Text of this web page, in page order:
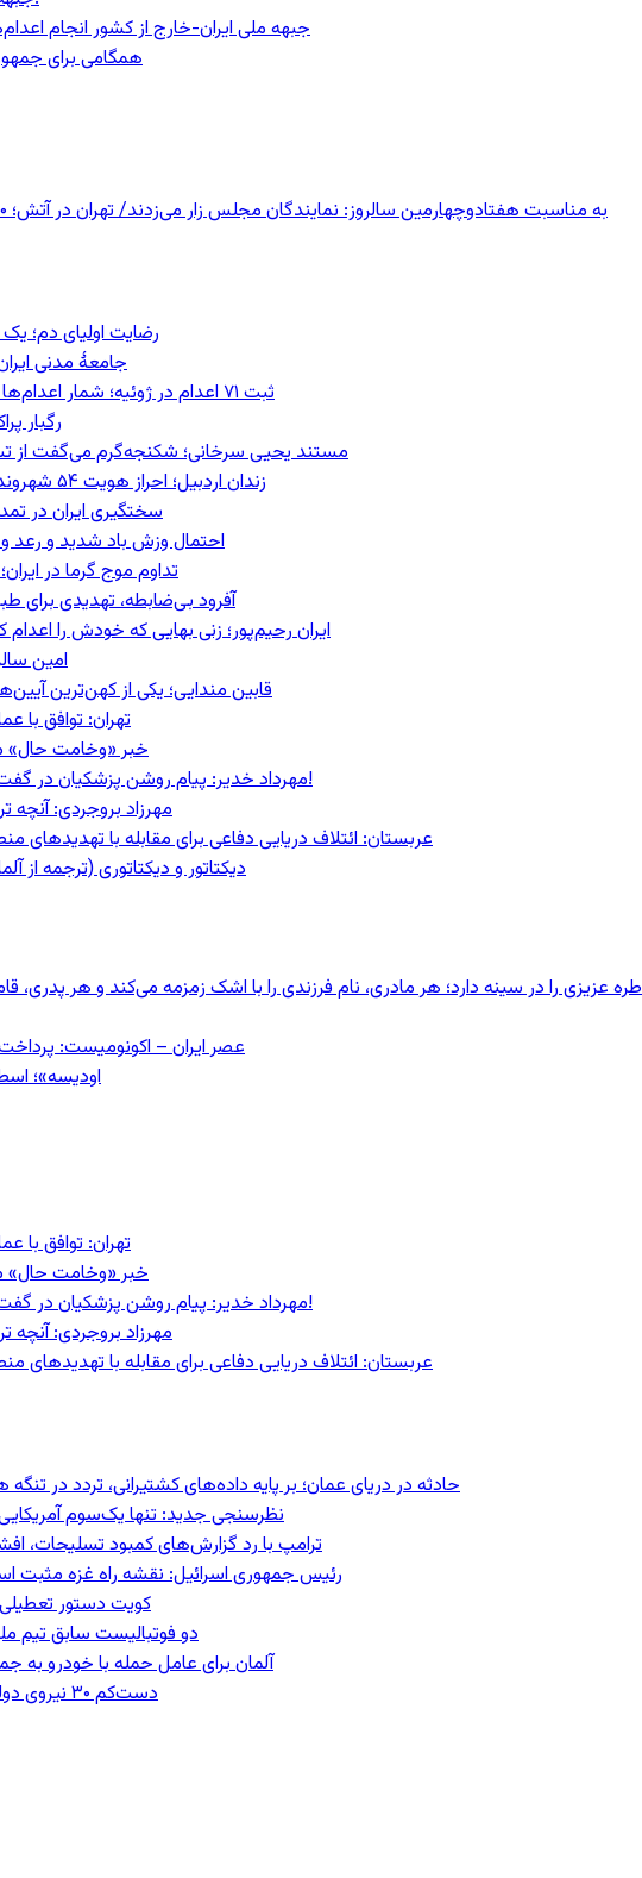
جبهه ملی ایران-خارج از کشور انجام
همگامی برای
به مناسبت هفتادوچهارمین سالروز: نمایندگان مجلس زار می‌زدند/ تهران در آتش؛ ۳۰ تیر ۱۳۳۱ میدان بهارستان چه خبر بود؟
رضایت اولیای دم؛ یک
جامعهٔ مدنی
ثبت ۷۱ اعدام در ژوئیه؛ شمار اعدام‌ها در سال ۲۰۲۶ به دست‌کم ۴۴۴ نفر رسید
رگبار
مستند یحیی سرخانی؛ شکنجه‌گرم می‌گفت از
زندان اردبیل؛ احراز هویت ۵۴ شهروند بازداشت‌شده در اعتراضات دی‌ماه ۱۴۰۴
سختگیری ایران در
احتمال وزش باد شدید و رعد
تداوم موج گرما در ایران؛ دمای هوا در
آفرود بی‌ضابطه، تهدیدی برای
ایران رحیم‌پور؛ زنی بهایی که خودش را
35 امین
قابین مندایی؛ یکی از کهن‌ترین
تهران: توافق با
خبر «وخامت حال»
مهرداد خدیر: پیام روشن پزشکیان در گفت‌و‌گوی تصویری با مرد نامرئی: من هستم!
مهرزاد بروجردی: آنچه
عربستان: ائتلاف دریایی دفاعی برای مقابله با
دیکتاتور و دیکتاتوری (ترجمه از
را در سینه دارد؛ هر مادری، نام فرزندی را با اشک زمزمه می‌کند و هر پدری،
عصر ایران – اکونومیست:
«اودیسه»؛
تهران: توافق با
خبر «وخامت حال»
مهرداد خدیر: پیام روشن پزشکیان در گفت‌و‌گوی تصویری با مرد نامرئی: من هستم!
مهرزاد بروجردی: آنچه
عربستان: ائتلاف دریایی دفاعی برای مقابله با
حادثه در دریای عمان؛ بر پایه داده‌های کشتیرانی، تردد در
نظرسنجی جدید: تنها یک‌سوم
ترامپ با رد گزارش‌های کمبود تسلیحات،
رئیس‌ جمهوری اسرائیل: نقشه راه غزه مثبت
کویت دستور تعطیلی
دو فوتبالیست سابق تیم
آلمان برای عامل حمله با خودرو
دست‌کم ۳۰ نیروی دولتی یمن در حملات حوثی‌ها کشته شدند